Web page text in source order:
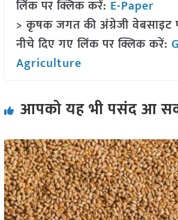
लिंक पर क्लिक करें: E-Paper
> कृषक जगत की अंग्रेजी वेबसाइट
नीचे दिए गए लिंक पर क्लिक करें:
Agriculture
आपको यह भी पसंद आ